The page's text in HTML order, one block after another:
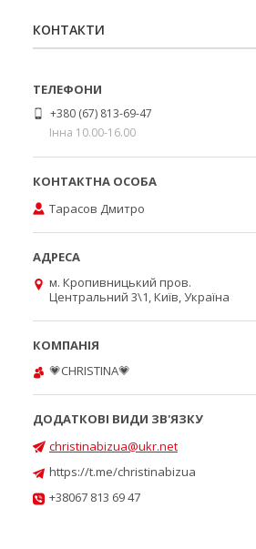
КОНТАКТИ
+380 (67) 813-69-47
Інна 10.00-16.00
Тарасов Дмитро
м. Кропивницький пров.
Центральний 3\1, Київ, Україна
💗CHRISTINA💗
christinabizua@ukr.net
https://t.me/christinabizua
+38067 813 69 47